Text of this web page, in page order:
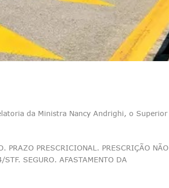
da Ministra Nancy Andrighi, o Superior
PRAZO PRESCRICIONAL. PRESCRIÇÃO NÃO
SEGURO. AFASTAMENTO DA